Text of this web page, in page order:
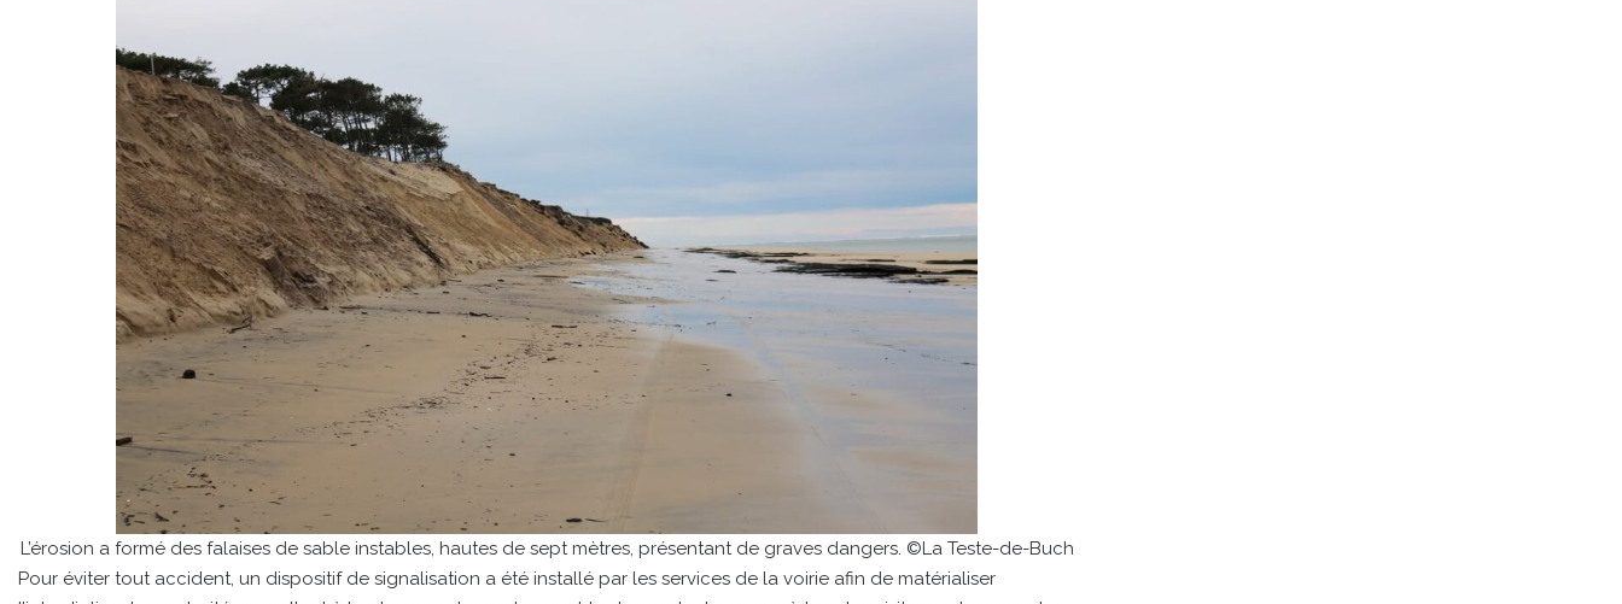
L’érosion a formé des falaises de sable instables, hautes de sept mètres, présentant de graves dangers. ©La Teste-de-Buch
Pour éviter tout accident, un dispositif de signalisation a été installé par les services de la voirie afin de matérialiser